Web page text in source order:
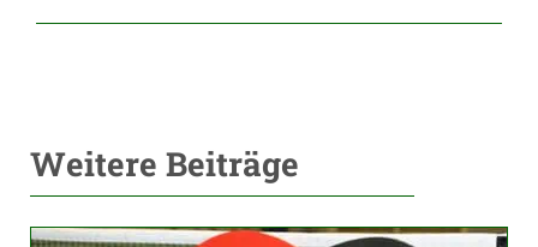
Weitere Beiträge